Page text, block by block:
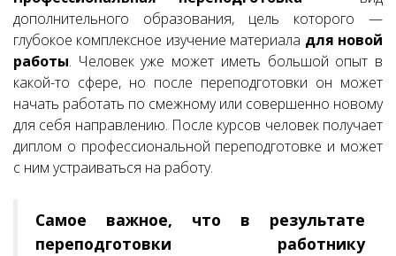
дополнительного образования, цель которого —
глубокое комплексное изучение материала для новой
работы. Человек уже может иметь большой опыт в
какой-то сфере, но после переподготовки он может
начать работать по смежному или совершенно новому
для себя направлению. После курсов человек получает
диплом о профессиональной переподготовке и может
с ним устраиваться на работу.
Самое важное, что в результате
переподготовки работнику